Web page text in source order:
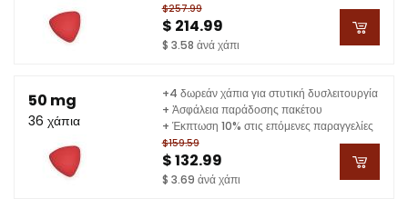
$257.99
$ 214.99
$ 3.58 ἀνά χάπι
50 mg
36 χάπια
$159.59
$ 132.99
$ 3.69 ἀνά χάπι
+4 δωρεάν χάπια για στυτική δυσλειτουργία
+ Ἀσφάλεια παράδοσης πακέτου
+ Έκπτωση 10% στις επόμενες παραγγελίες